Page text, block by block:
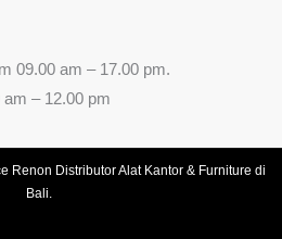
09.00 am – 17.00 pm.
– 12.00 pm
Renon Distributor Alat Kantor & Furniture di
Bali.